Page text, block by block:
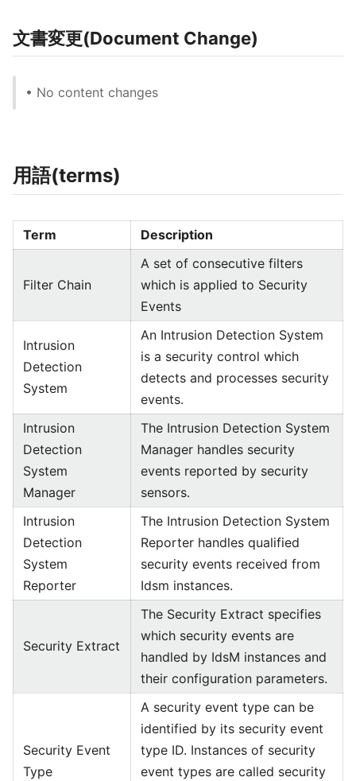
文書変更(Document Change)
• No content changes
用語(terms)
Term Description
Filter Chain
A set of consecutive filters
which is applied to Security
Events
Intrusion
Detection
System
An Intrusion Detection System
is a security control which
detects and processes security
events.
Intrusion
Detection
System
Manager
The Intrusion Detection System
Manager handles security
events reported by security
sensors.
Intrusion
Detection
System
Reporter
The Intrusion Detection System
Reporter handles qualified
security events received from
Idsm instances.
Security Extract
The Security Extract specifies
which security events are
handled by IdsM instances and
their configuration parameters.
Security Event
Type
A security event type can be
identified by its security event
type ID. Instances of security
event types are called security